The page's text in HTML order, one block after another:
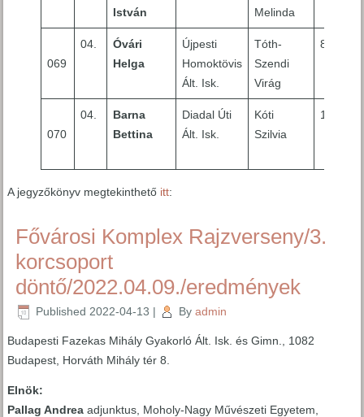
István
Melinda
069
04.
Óvári
Helga
Újpesti
Homoktövis
Ált. Isk.
Tóth-
Szendi
Virág
8
070
04.
Barna
Bettina
Diadal Úti
Ált. Isk.
Kóti
Szilvia
10
A jegyzőkönyv megtekinthető itt:
Fővárosi Komplex Rajzverseny/3.
korcsoport
döntő/2022.04.09./eredmények
Published 2022-04-13 | By admin
Budapesti Fazekas Mihály Gyakorló Ált. Isk. és Gimn., 1082
Budapest, Horváth Mihály tér 8.
Elnök:
Pallag Andrea adjunktus, Moholy-Nagy Művészeti Egyetem,